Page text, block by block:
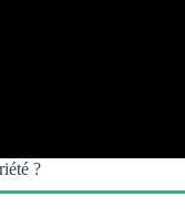
?